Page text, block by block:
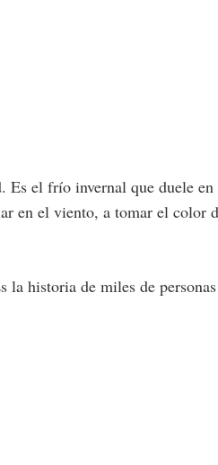
el frío invernal que duele en
en el viento, a tomar el color
historia de miles de